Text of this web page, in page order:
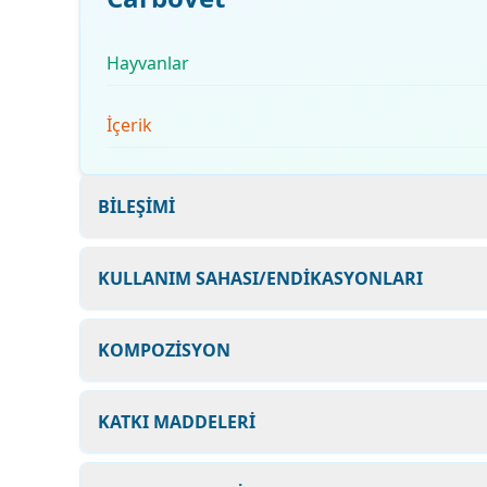
Hayvanlar
İçerik
BİLEŞİMİ
KULLANIM SAHASI/ENDİKASYONLARI
KOMPOZİSYON
KATKI MADDELERİ